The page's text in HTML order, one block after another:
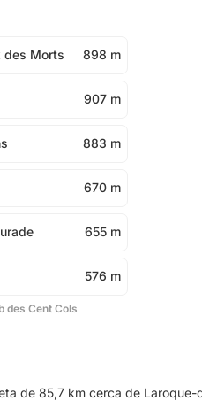
des Morts 898 m
907 m
883 m
670 m
655 m
576 m
des Cent Cols
de 85,7 km cerca de